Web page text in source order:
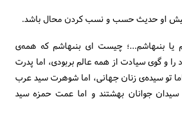
پيش او حديث ‏حسب و نسب كردن محال باشد.
يا بنى‏هاشم...؛ چيست اى بنى‏هاشم كه همه‌ی
و گوى سيادت از همه عالم بربودى، اما پدرت
تو سيده‌ی زنان جهانى، اما شوهرت سيد عرب
سيدان جوانان بهشتند و اما عمت ‏حمزه سيد